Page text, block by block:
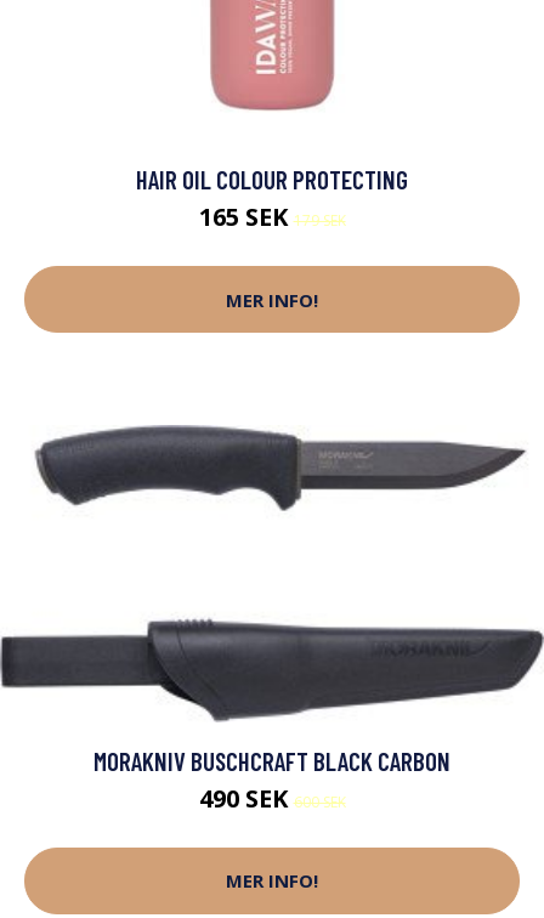
HAIR OIL COLOUR PROTECTING
165 SEK179 SEK
MER INFO!
MORAKNIV BUSCHCRAFT BLACK CARBON
490 SEK600 SEK
MER INFO!